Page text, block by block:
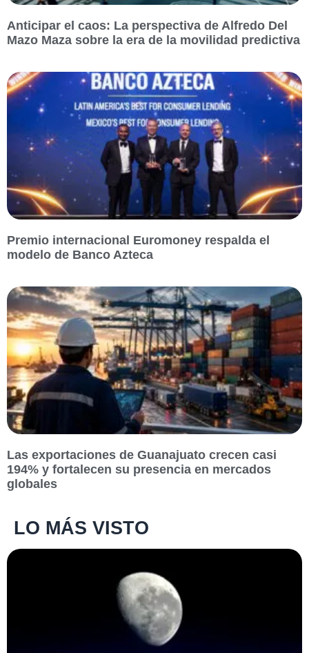
Anticipar el caos: La perspectiva de Alfredo Del
Mazo Maza sobre la era de la movilidad predictiva
Premio internacional Euromoney respalda el
modelo de Banco Azteca
Las exportaciones de Guanajuato crecen casi
194% y fortalecen su presencia en mercados
globales
LO MÁS VISTO